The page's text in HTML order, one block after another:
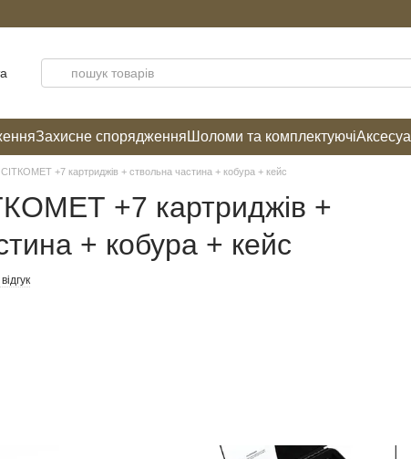
Захисне спорядження Шоломи та комплектуючі
+7 картриджів + ствольна частина + кобура + кейс
+7 картриджів +
+ кобура + кейс